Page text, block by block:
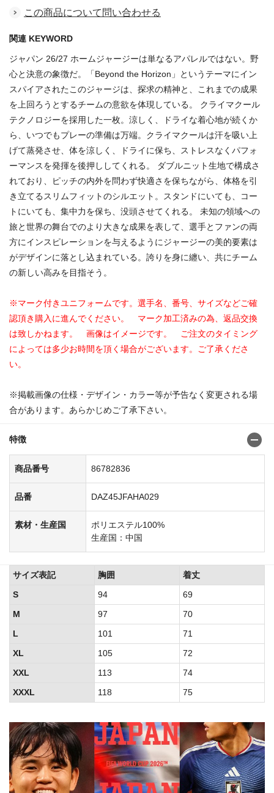
この商品について問い合わせる
関連 KEYWORD
ジャパン 26/27 ホームジャージーは単なるアパレルではない。野
心と決意の象徴だ。「Beyond the Horizon」というテーマにイン
スパイアされたこのジャージは、探求の精神と、これまでの成果
を上回ろうとするチームの意欲を体現している。 クライマクール
テクノロジーを採用した一枚。涼しく、ドライな着心地が続くか
ら、いつでもプレーの準備は万端。クライマクールは汗を吸い上
げて蒸発させ、体を涼しく、ドライに保ち、ストレスなくパフォ
ーマンスを発揮を後押ししてくれる。 ダブルニット生地で構成さ
れており、ピッチの内外を問わず快適さを保ちながら、体格を引
き立てるスリムフィットのシルエット。スタンドにいても、コー
トにいても、集中力を保ち、没頭させてくれる。 未知の領域への
旅と世界の舞台でのより大きな成果を表して、選手とファンの両
方にインスピレーションを与えるようにジャージーの美的要素は
がデザインに落とし込まれている。誇りを身に纏い、共にチーム
の新しい高みを目指そう。
※マーク付きユニフォームです。選手名、番号、サイズなどご確
認頂き購入に進んでください。 マーク加工済みの為、返品交換
は致しかねます。 画像はイメージです。 ご注文のタイミング
によっては多少お時間を頂く場合がございます。ご了承くださ
い。
※掲載画像の仕様・デザイン・カラー等が予告なく変更される場
合があります。あらかじめご了承下さい。
特徴
商品番号 86782836
品番 DAZ45JFAHA029
素材・生産国
ポリエステル100%
生産国：中国
サイズ表記 胸囲
着丈
S
94
69
M
97
70
L
101
71
XL
105
72
XXL
113
74
XXXL
118 75